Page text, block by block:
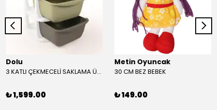
Dolu
3 KATLI ÇEKMECELİ SAKLAMA ÜNİTESİ
₺ 1,599.00
Metin Oyuncak
30 CM BEZ BEBEK
₺ 149.00